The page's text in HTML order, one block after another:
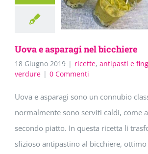
Uova e asparagi nel bicchiere
18 Giugno 2019 | ricette, antipasti e
verdure | 0 Commenti
Uova e asparagi sono un connubio
normalmente sono serviti caldi, come
secondo piatto. In questa ricetta li
sfizioso antipastino al bicchiere,